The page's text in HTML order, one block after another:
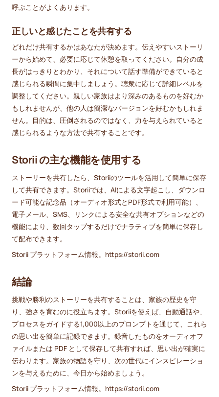
呼ぶことがよくあります。
正しいと感じたことを共有する
どれだけ共有するかはあなたが決めます。伝えやすいストーリ
ーから始めて、必要に応じて休憩を取ってください。自分の成
長がはっきりとわかり、それについて話す準備ができていると
感じられる瞬間に集中しましょう。聴衆に応じて詳細レベルを
調整してください。親しい家族はより深みのあるものを好むか
もしれませんが、他の人は簡潔なバージョンを好むかもしれま
せん。目的は、圧倒されるのではなく、力を与えられていると
感じられるような方法で共有することです。
Storii の主な機能を使用する
ストーリーを共有したら、Storiiのツールを活用して簡単に保存
して共有できます。Storiiでは、AIによる文字起こし、ダウンロ
ード可能な記念品（オーディオ形式とPDF形式で利用可能）、
電子メール、SMS、リンクによる安全な共有オプションなどの
機能により、数回タップするだけでナラティブを簡単に保存し
て配布できます。
Storii プラットフォーム情報。https://storii.com
結論
挑戦や勝利のストーリーを共有することは、家族の歴史を守
り、強さを育むのに役立ちます。Storiiを使えば、自動通話や、
プロセスをガイドする1,000以上のプロンプトを通じて、これら
の思い出を簡単に記録できます。録音したものをオーディオフ
ァイルまたは PDF として保存して共有すれば、思い出が確実に
伝わります。家族の物語を守り、次の世代にインスピレーショ
ンを与えるために、今日から始めましょう。
Storii プラットフォーム情報。https://storii.com